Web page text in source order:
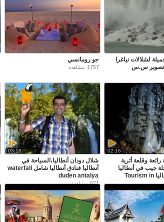
لشلالات نياغرا
- تصوير س.س
جو رومانسي
1757 مشاهدة
02:16
وقلعة أثرية
جيب في أنطاليا
سياحة في أنطاليا Tourism in
03:18
شلال دودان أنطاليا،السياحة في
أنطاليا فنادق أنطاليا شامل waterfall
duden antalya
671مشاهدة